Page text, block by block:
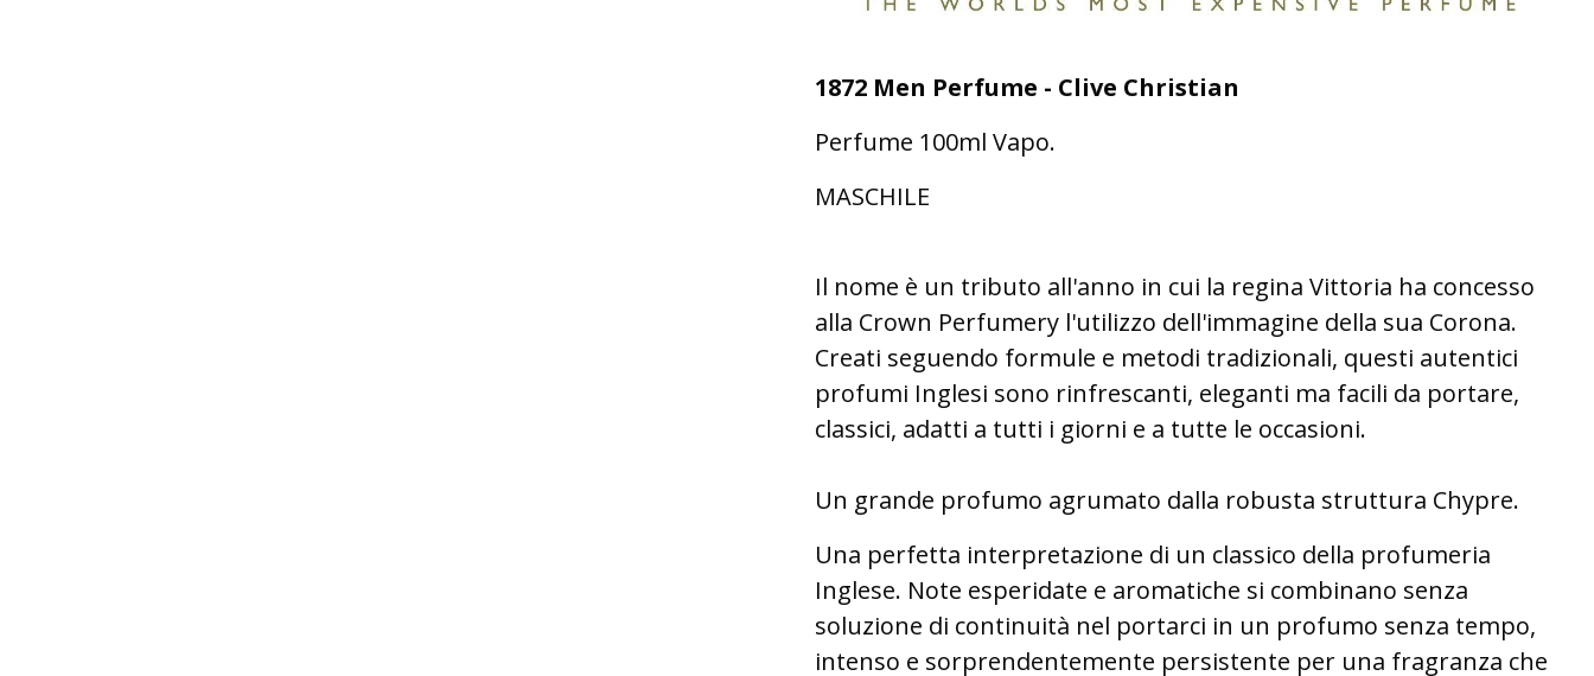
1872 Men Perfume - Clive Christian
Perfume 100ml Vapo.
MASCHILE
Il nome è un tributo all'anno in cui la regina Vittoria ha concesso
alla Crown Perfumery l'utilizzo dell'immagine della sua Corona.
Creati seguendo formule e metodi tradizionali, questi autentici
profumi Inglesi sono rinfrescanti, eleganti ma facili da portare,
classici, adatti a tutti i giorni e a tutte le occasioni.
Un grande profumo agrumato dalla robusta struttura Chypre.
Una perfetta interpretazione di un classico della profumeria
Inglese. Note esperidate e aromatiche si combinano senza
soluzione di continuità nel portarci in un profumo senza tempo,
intenso e sorprendentemente persistente per una fragranza che